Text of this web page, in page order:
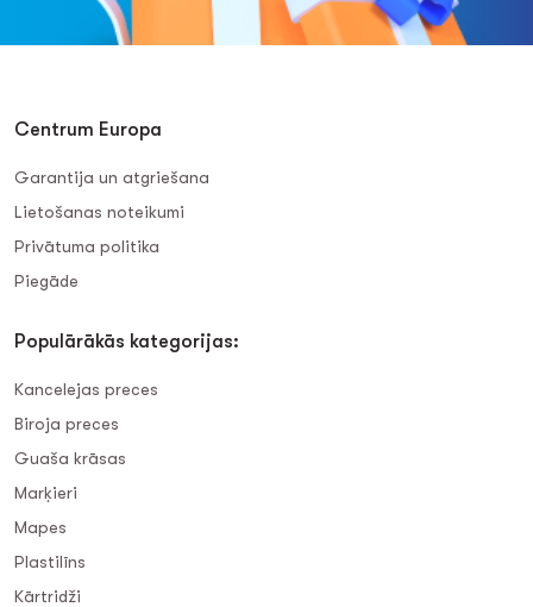
Centrum Europa
Garantija un atgriešana
Lietošanas noteikumi
Privātuma politika
Piegāde
Populārākās kategorijas:
Kancelejas preces
Biroja preces
Guaša krāsas
Marķieri
Mapes
Plastilīns
Kārtridži